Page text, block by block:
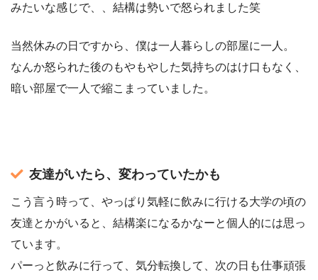
みたいな感じで、、結構は勢いで怒られました笑
当然休みの日ですから、僕は一人暮らしの部屋に一人。
なんか怒られた後のもやもやした気持ちのはけ口もなく、
暗い部屋で一人で縮こまっていました。
友達がいたら、変わっていたかも
こう言う時って、やっぱり気軽に飲みに行ける大学の頃の
友達とかがいると、結構楽になるかなーと個人的には思っ
ています。
パーっと飲みに行って、気分転換して、次の日も仕事頑張